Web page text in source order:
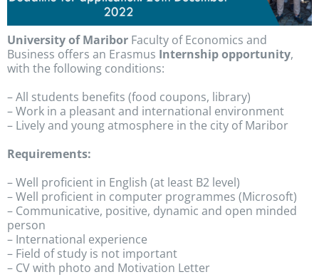
University of MariborFaculty of Economics and
Business offers an Erasmus Internship opportunity,
with the following conditions:
– All students benefits (food coupons, library)
– Work in a pleasant and international environment
– Lively and young atmosphere in the city of Maribor
Requirements:
– Well proficient in English (at least B2 level)
– Well proficient in computer programmes (Microsoft)
– Communicative, positive, dynamic and open minded
person
– International experience
– Field of study is not important
– CV with photo and Motivation Letter